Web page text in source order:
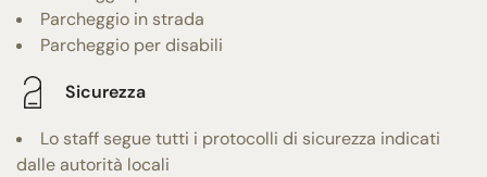
Parcheggio in strada
Parcheggio per disabili
Sicurezza
Lo staff segue tutti i protocolli di sicurezza indicati
dalle autorità locali